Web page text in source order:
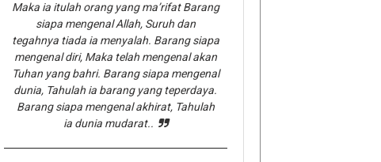
Maka ia itulah orang yang ma’rifat Barang
siapa mengenal Allah, Suruh dan
tegahnya tiada ia menyalah. Barang siapa
mengenal diri, Maka telah mengenal akan
Tuhan yang bahri. Barang siapa mengenal
dunia, Tahulah ia barang yang teperdaya.
Barang siapa mengenal akhirat, Tahulah
ia dunia mudarat..